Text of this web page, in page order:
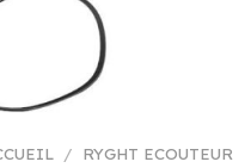
/ RYGHT ECOUTEUR